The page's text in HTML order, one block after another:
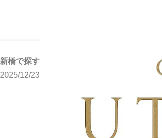
新橋で探す、接待・会食後の二次会に最適な
2025/12/23